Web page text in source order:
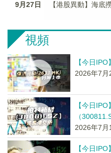
9月27日 【港股異動】海底
視頻
【今日
2026年7
【今日
（
2026年7月
【今日